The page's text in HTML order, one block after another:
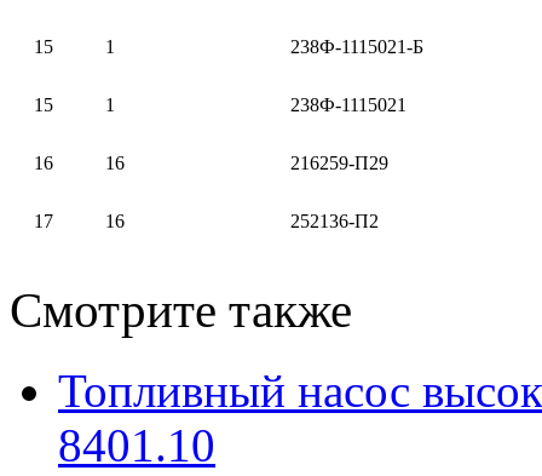
15 1 238Ф-1115021-Б
15 1 238Ф-1115021
16 16 216259-П29
17 16 252136-П2
Смотрите также
Топливный насос
8401.10